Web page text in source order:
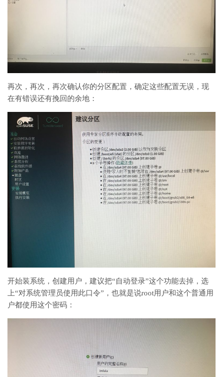
再次，再次，再次确认你的分区配置，确定这些配置无误，现
在有错误还有挽回的余地：
开始装系统，创建用户，建议把“自动登录”这个功能去掉，选
上“对系统管理员使用此口令”，也就是说root用户和这个普通用
户都使用这个密码：